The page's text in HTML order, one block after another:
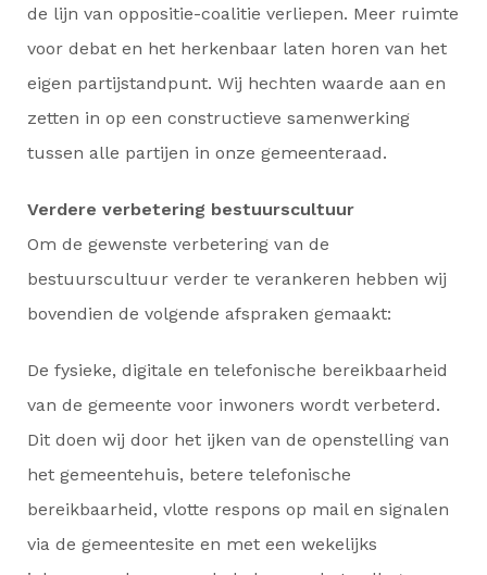
de lijn van oppositie-coalitie verliepen. Meer ruimte
voor debat en het herkenbaar laten horen van het
eigen partijstandpunt. Wij hechten waarde aan en
zetten in op een constructieve samenwerking
tussen alle partijen in onze gemeenteraad.
Verdere verbetering bestuurscultuur
Om de gewenste verbetering van de
bestuurscultuur verder te verankeren hebben wij
bovendien de volgende afspraken gemaakt:
De fysieke, digitale en telefonische bereikbaarheid
van de gemeente voor inwoners wordt verbeterd.
Dit doen wij door het ijken van de openstelling van
het gemeentehuis, betere telefonische
bereikbaarheid, vlotte respons op mail en signalen
via de gemeentesite en met een wekelijks